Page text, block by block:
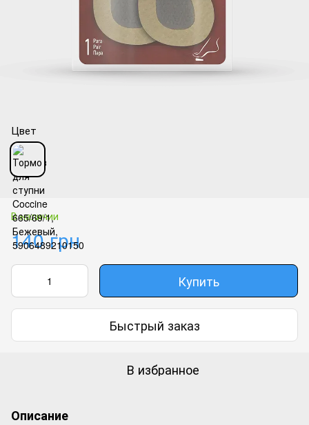
Цвет
В наличии
140 грн
Купить
Быстрый заказ
В избранное
Описание